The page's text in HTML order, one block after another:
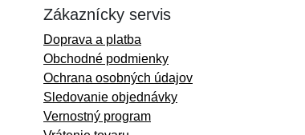
Zákaznícky servis
Doprava a platba
Obchodné podmienky
Ochrana osobných údajov
Sledovanie objednávky
Vernostný program